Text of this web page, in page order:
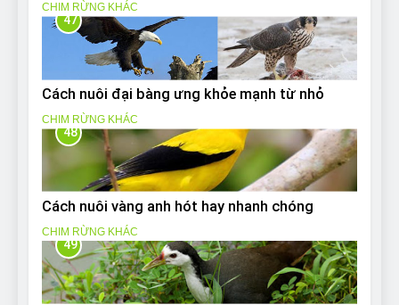
CHIM RỪNG KHÁC
47
Cách nuôi đại bàng ưng khỏe mạnh từ nhỏ
CHIM RỪNG KHÁC
48
Cách nuôi vàng anh hót hay nhanh chóng
CHIM RỪNG KHÁC
49